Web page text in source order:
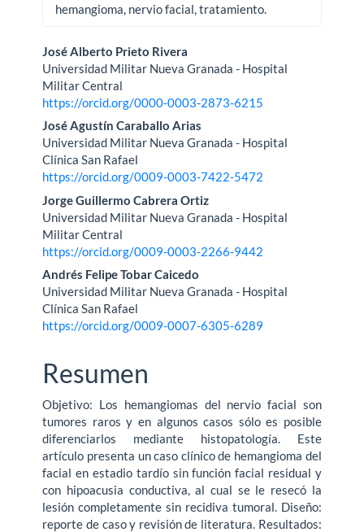
hemangioma, nervio facial, tratamiento.
Contenido
principal
del
artículo
José Alberto Prieto Rivera
Universidad Militar Nueva Granada - Hospital
Militar Central
https://orcid.org/0000-0003-2873-6215
José Agustín Caraballo Arias
Universidad Militar Nueva Granada - Hospital
Clínica San Rafael
https://orcid.org/0009-0003-7422-5472
Jorge Guillermo Cabrera Ortiz
Universidad Militar Nueva Granada - Hospital
Militar Central
https://orcid.org/0009-0003-2266-9442
Andrés Felipe Tobar Caicedo
Universidad Militar Nueva Granada - Hospital
Clínica San Rafael
https://orcid.org/0009-0007-6305-6289
Resumen
Objetivo: Los hemangiomas del nervio facial son
tumores raros y en algunos casos sólo es posible
diferenciarlos mediante histopatología. Este
artículo presenta un caso clínico de hemangioma del
facial en estadio tardío sin función facial residual y
con hipoacusia conductiva, al cual se le resecó la
lesión completamente sin recidiva tumoral. Diseño:
reporte de caso y revisión de literatura. Resultados: